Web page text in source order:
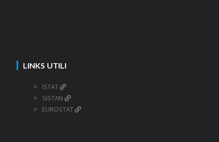
LINKS UTILI
ISTAT
SISTAN
EUROSTAT